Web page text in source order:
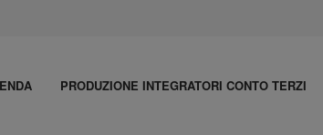
PRODUZIONE INTEGRATORI CONTO TERZI